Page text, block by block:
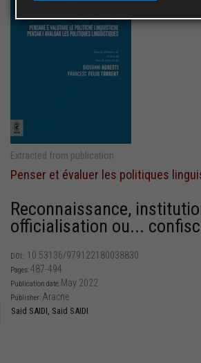
Extracted from publication
Penser et évaluer les politiques
Reconnaissance,
officialisation ou...
DOI: 10.53136/979122180038830
Pages:487-494
Publication date: May 2022
Publisher: Aracne
Said SAIDI, Said SAIDI